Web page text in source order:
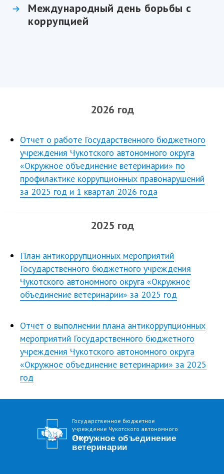
Международный день борьбы с
коррупцией
2026 год
Отчет о работе Государственного бюджетного
учреждения Чукотского автономного округа
«Окружное объединение ветеринарии» по
профилактике коррупционных правонарушений
за 2025 год и 1 квартал 2026 года
2025 год
План антикоррупционных мероприятий
Государственного бюджетного учреждения
Чукотского автономного округа «Окружное
объединение ветеринарии» за 2025 год
Отчет о выполнении плана антикоррупционных
мероприятий Государственного бюджетного
учреждения Чукотского автономного округа
«Окружное объединение ветеринарии» за 2025
год
Государственное бюджетное
учреждение Чукотского автономного
округа
Окружное объединение
ветеринарии
Об учреждении
Услуги
Филиалы
Новости
Противодействие
коррупции
Контакты
Главная
учреждения Чукотского автономного округа
"Окружное объединение ветеринарии".
Все права защищены. Размещение
материалов возможно только при условии
обязательной ссылки.
Приюты